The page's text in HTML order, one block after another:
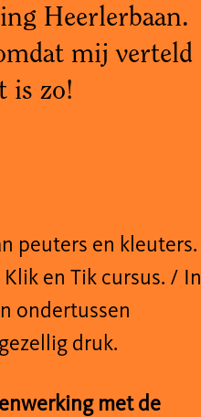
Heerlerbaan.
mij verteld
is zo!
peuters en kleuters.
en Tik cursus. / In
ondertussen
druk.
met de